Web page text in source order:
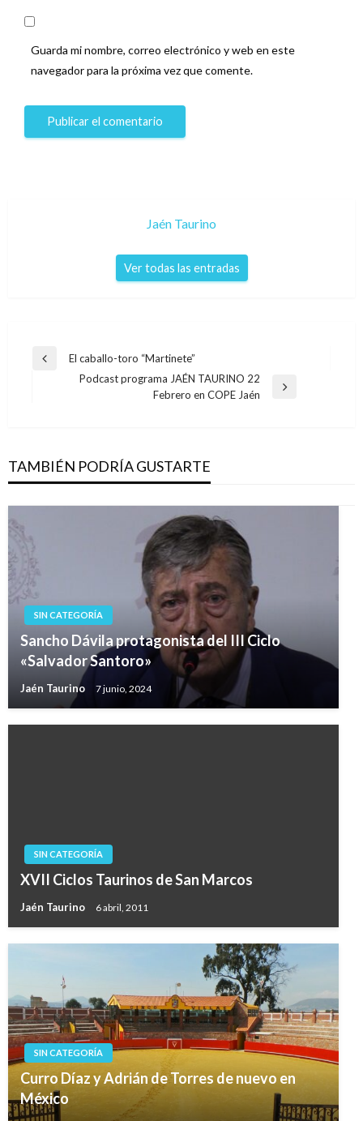
Guarda mi nombre, correo electrónico y web en este
navegador para la próxima vez que comente.
Jaén Taurino
Ver todas las entradas
Navegación
Entrada
El caballo-toro “Martinete”
Podcast programa JAÉN TAURINO 22
Febrero en COPE Jaén
TAMBIÉN PODRÍA GUSTARTE
SIN CATEGORÍA
Sancho Dávila protagonista del III Ciclo
«Salvador Santoro»
Jaén Taurino 7 junio, 2024
SIN CATEGORÍA
XVII Ciclos Taurinos de San Marcos
Jaén Taurino 6 abril, 2011
SIN CATEGORÍA
Curro Díaz y Adrián de Torres de nuevo en
México